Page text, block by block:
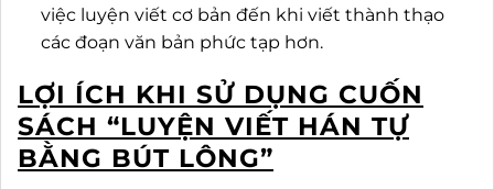
việc luyện viết cơ bản đến khi viết thành thạo
các đoạn văn bản phức tạp hơn.
LỢI ÍCH KHI SỬ DỤNG CUỐN
SÁCH “LUYỆN VIẾT HÁN TỰ
BẰNG BÚT LÔNG”